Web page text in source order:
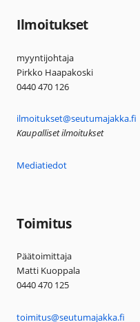
Ilmoitukset
myyntijohtaja
Pirkko Haapakoski
0440 470 126
ilmoitukset@seutumajakka.fi
Kaupalliset ilmoitukset
Mediatiedot
Toimitus
Päätoimittaja
Matti Kuoppala
0440 470 125
toimitus@seutumajakka.fi